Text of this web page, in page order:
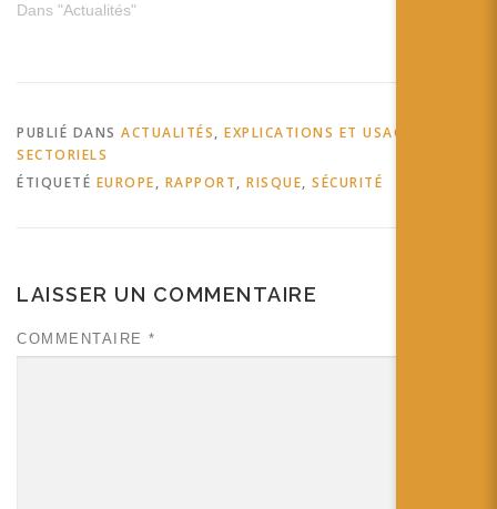
Dans "Actualités"
PUBLIÉ DANS ACTUALITÉS, EXPLICATIONS ET USAGES
SECTORIELS
ÉTIQUETÉ EUROPE, RAPPORT, RISQUE, SÉCURITÉ
LAISSER UN COMMENTAIRE
COMMENTAIRE *